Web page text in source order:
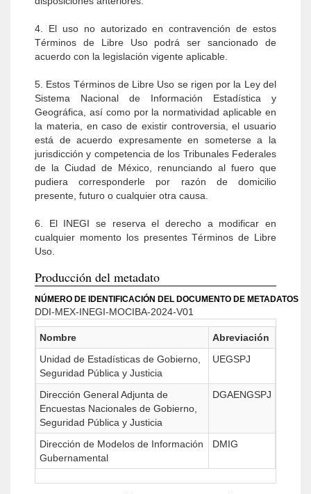
4. El uso no autorizado en contravención de estos
Términos de Libre Uso podrá ser sancionado de
acuerdo con la legislación vigente aplicable.
5. Estos Términos de Libre Uso se rigen por la Ley del
Sistema Nacional de Información Estadística y
Geográfica, así como por la normatividad aplicable en
la materia, en caso de existir controversia, el usuario
está de acuerdo expresamente en someterse a la
jurisdicción y competencia de los Tribunales Federales
de la Ciudad de México, renunciando al fuero que
pudiera corresponderle por razón de domicilio
presente, futuro o cualquier otra causa.
6. El INEGI se reserva el derecho a modificar en
cualquier momento los presentes Términos de Libre
Uso.
Producción del metadato
NÚMERO DE IDENTIFICACIÓN DEL DOCUMENTO DE METADATOS
DDI-MEX-INEGI-MOCIBA-2024-V01
Nombre
Abreviación
Unidad de Estadísticas de Gobierno,
Seguridad Pública y Justicia
UEGSPJ
Dirección General Adjunta de
Encuestas Nacionales de Gobierno,
Seguridad Pública y Justicia
DGAENGSPJ
Dirección de Modelos de Información
Gubernamental
DMIG